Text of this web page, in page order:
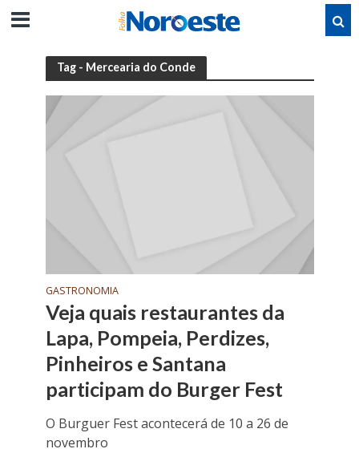
Tag - Mercearia do Conde
GASTRONOMIA
Veja quais restaurantes da
Lapa, Pompeia, Perdizes,
Pinheiros e Santana
participam do Burger Fest
O Burguer Fest acontecerá de 10 a 26 de
novembro